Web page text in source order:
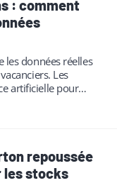
: comment
les données réelles
Les
artificielle pour
officielles des
repoussée
les stocks